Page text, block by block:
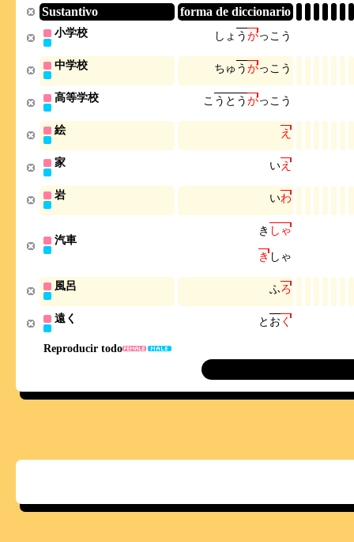
Sustantivo forma de diccionario
Reproducir todo
小学校 し ょ うがっ こ う
中学校 ちゅ うがっ こ う
高等学校 こ う と うがっ こ う
絵 え
家 いえ
岩 いわ
汽車
き し ゃ
きし ゃ
風呂 ふろ
遠く と お く